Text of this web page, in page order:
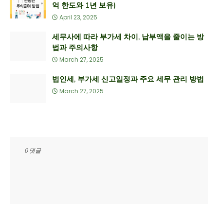
억 한도와 1년 보유)
April 23, 2025
세무사에 따라 부가세 차이, 납부액을 줄이는 방
법과 주의사항
March 27, 2025
법인세, 부가세 신고일정과 주요 세무 관리 방법
March 27, 2025
0 댓글